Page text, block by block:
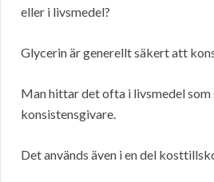
eller i livsmedel?
Glycerin är generellt säkert att
Man hittar det ofta i livsmedel som
konsistensgivare.
Det används även i en del